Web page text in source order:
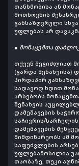
თანხმობისა ან
მოთხოვნის
განსაზღვრული
უფლებას არ
● მონაცემთა
თქვენ შეგიძლიათ
(გარდა შენახვისა)
პირდაპირ
სადავოდ ხდით
არსებობს
შენახვის
დამუშავების
საჩივრის/
დამუშავების
მიმდინარეობს ამ
საფუძვლების
უფლებამოსილია
თაობაზე, თუკი